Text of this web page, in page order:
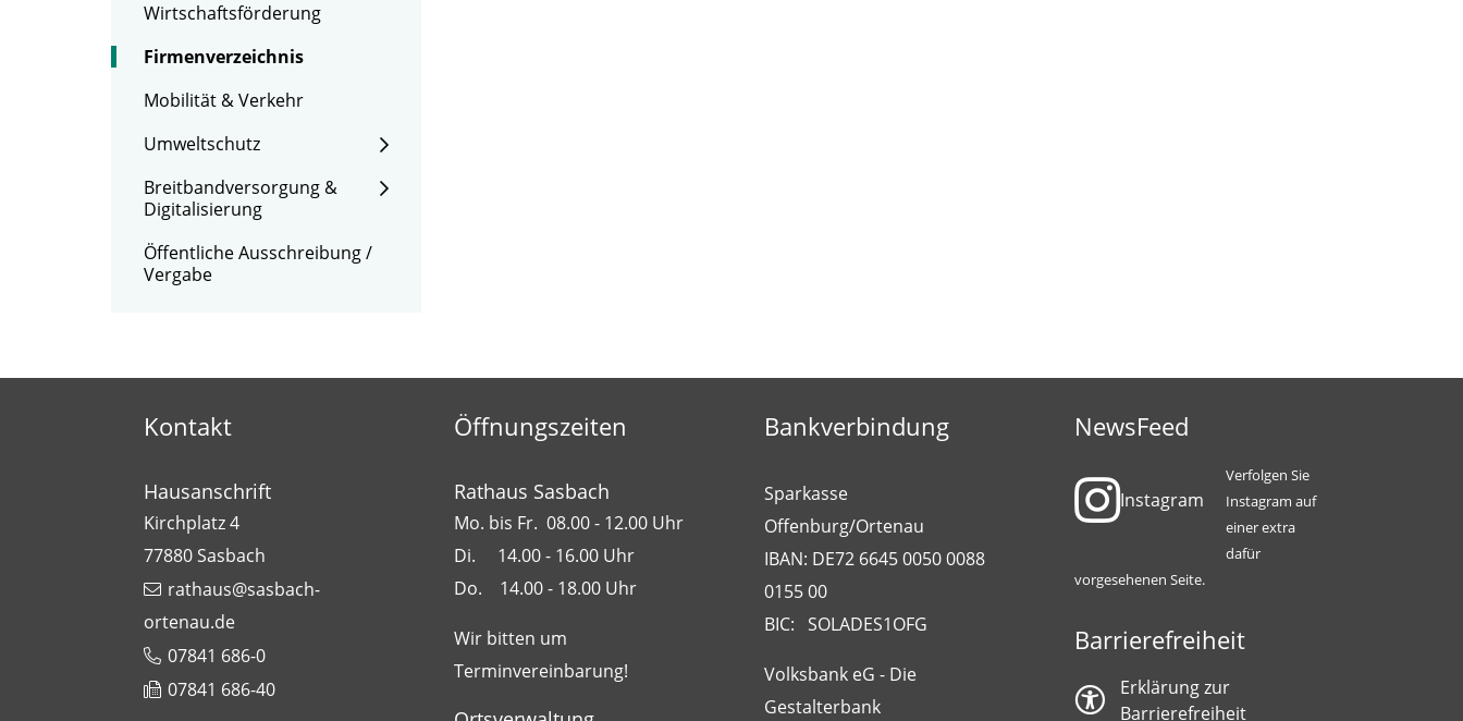
Wirtschaftsförderung
Firmenverzeichnis
Mobilität & Verkehr
Umweltschutz
Breitbandversorgung &
Digitalisierung
Öffentliche Ausschreibung /
Vergabe
Kontakt
Hausanschrift
Kirchplatz 4
77880Sasbach
rathaus@sasbach-
ortenau.de
07841 686-0
07841 686-40
Öffnungszeiten
Rathaus Sasbach
Mo. bis Fr. 08.00 - 12.00 Uhr
Di. 14.00 - 16.00 Uhr
Do. 14.00 - 18.00 Uhr
Wir bitten um
Terminvereinbarung!
Bankverbindung
Sparkasse
Offenburg/Ortenau
IBAN: DE72 6645 0050 0088
0155 00
BIC: SOLADES1OFG
Volksbank eG - Die
Gestalterbank
NewsFeed
Instagram
Verfolgen Sie
Instagram auf
einer extra
dafür
vorgesehenen Seite.
Barrierefreiheit
Erklärung zur
Barrierefreiheit